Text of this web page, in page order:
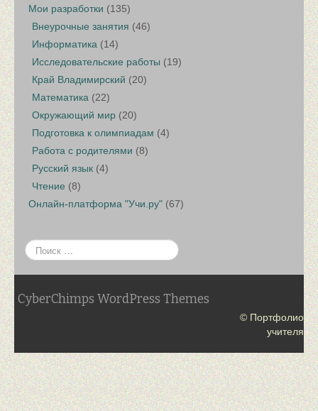
Мои разработки (135)
Внеурочные занятия (46)
Информатика (14)
Исследовательские работы (19)
Край Владимирский (20)
Математика (22)
Окружающий мир (20)
Подготовка к олимпиадам (4)
Работа с родителями (8)
Русский язык (4)
Чтение (8)
Онлайн-платформа "Учи.ру" (67)
CyberChimps WordPress Themes
© Портфолио
учителя